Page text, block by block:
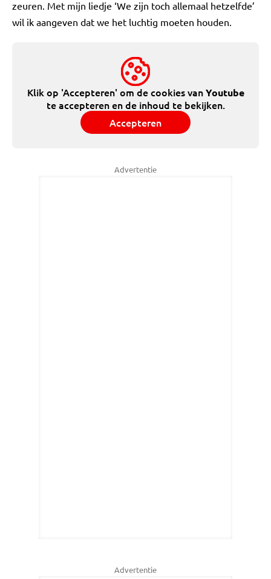
zeuren. Met mijn liedje ‘We zijn toch allemaal hetzelfde’
wil ik aangeven dat we het luchtig moeten houden.
Klik op 'Accepteren' om de cookies vanYoutube
te accepteren en de inhoud te bekijken.
Accepteren
Advertentie
Advertentie